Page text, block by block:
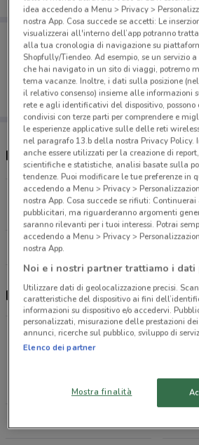
Porta DoveConviene sempre
Puoi trovare le migliori offerte
salvarle e creare la tua lista del
dal tuo cellulare.
Negozi Fao Schwarz a Roma
Via Marsala, 27 Roma
1.5 km
Fao Schwarz, offerte e negozi
Offerte volantini e cataloghi per
idea accedendo a Menu > Privacy >
nostra App. Cosa succede se accetti: Le
visualizzerai all'interno dell’app potranno
alla tua cronologia di navigazione su
Shopfully/Tiendeo. Ad esempio, se un servizio
che hai navigato in un sito di viaggi, potremo
tema vacanze. Inoltre, i dati sulla posizione
il relativo consenso) insieme alle informazioni
rete e agli identificativi del dispositivo, possono
condivisi con terze parti per comprendere e
le esperienze applicative sulle delle reti
nel paragrafo 13.b della nostra Privacy Policy.
anche essere utilizzati per la creazione di
scientifiche e statistiche, analisi basate sulla
tendenze. Puoi modificare le tue preferenze in
accedendo a Menu > Privacy >
nostra App. Cosa succede se rifiuti:
pubblicitari, ma riguarderanno argomenti
saranno rilevanti per i tuoi interessi. Potrai
accedendo a Menu > Privacy >
nostra App.
Noi e i nostri partner trattiamo i
Utilizzare dati di geolocalizzazione precisi.
caratteristiche del dispositivo ai fini
informazioni su dispositivo e/o accedervi.
personalizzati, misurazione delle prestazioni
annunci, ricerche sul pubblico, sviluppo di
Elenco dei partner
Mostra finalità